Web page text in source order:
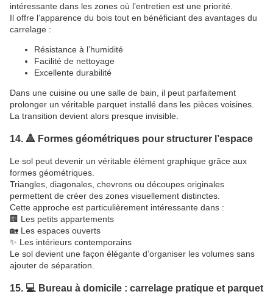
intéressante dans les zones où l’entretien est une priorité.
Il offre l’apparence du bois tout en bénéficiant des avantages du
carrelage :
Résistance à l’humidité
Facilité de nettoyage
Excellente durabilité
Dans une cuisine ou une salle de bain, il peut parfaitement
prolonger un véritable parquet installé dans les pièces voisines.
La transition devient alors presque invisible.
14. 🔺 Formes géométriques pour structurer l’espace
Le sol peut devenir un véritable élément graphique grâce aux
formes géométriques.
Triangles, diagonales, chevrons ou découpes originales
permettent de créer des zones visuellement distinctes.
Cette approche est particulièrement intéressante dans :
🏢 Les petits appartements
🏡 Les espaces ouverts
✨ Les intérieurs contemporains
Le sol devient une façon élégante d’organiser les volumes sans
ajouter de séparation.
15. 💻 Bureau à domicile : carrelage pratique et parquet